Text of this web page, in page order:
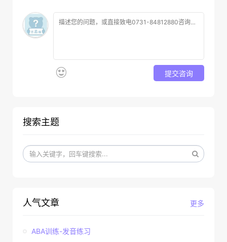
提交咨询
搜索主题
更多
人气文章
ABA训练-发音练习